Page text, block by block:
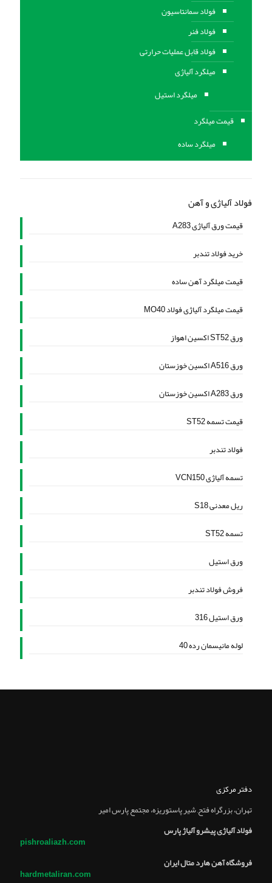
فولاد سمانتاسیون
فولاد فنر
فولاد قابل عملیات حرارتی
ميلگرد آلیاژی
میلگرد استیل
قیمت میلگرد
میلگرد ساده
فولاد آلیاژی و آهن
قیمت ورق آلیاژی A283
خرید فولاد تندبر
قیمت میلگرد آهن ساده
قیمت میلگرد آلیاژی فولاد MO40
ورق ST52 اکسین اهواز
ورق A516 اکسین خوزستان
ورق A283 اکسین خوزستان
قیمت تسمه ST52
فولاد تندبر
تسمه آلیاژی VCN150
ریل معدنی S18
تسمه ST52
ورق استیل
فروش فولاد تندبر
ورق استیل 316
لوله مانیسمان رده 40
دفتر مرکزی
تهران، بزرگراه فتح, شير پاستوريزه، مجتمع پارس امير
فولاد آلیاژی پیشرو آلیاژ پارس
pishroaliazh.com
فروشگاه آهن هارد متال ایران
hardmetaliran.com